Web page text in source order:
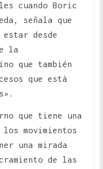
cuando Boric
señala que
desde
la
que también
que está
que tiene una
movimientos
una mirada
de las